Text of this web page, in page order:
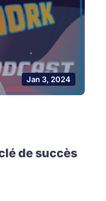
Jan 3, 2024
de succès